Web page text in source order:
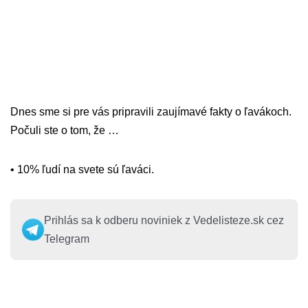
Dnes sme si pre vás pripravili zaujímavé fakty o ľavákoch.
Počuli ste o tom, že …
• 10% ľudí na svete sú ľaváci.
Prihlás sa k odberu noviniek z Vedelisteze.sk cez
Telegram